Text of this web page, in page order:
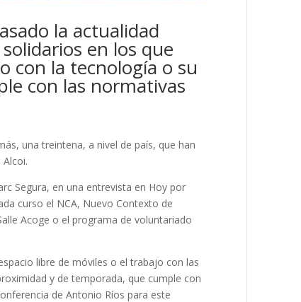
la actualidad
en los que
con la tecnología o su
con las normativas
una treintena, a nivel de país, que han
Segura, en una entrevista en Hoy por
curso el NCA, Nuevo Contexto de
Acoge o el programa de voluntariado
libre de móviles o el trabajo con las
y de temporada, que cumple con
de Antonio Ríos para este